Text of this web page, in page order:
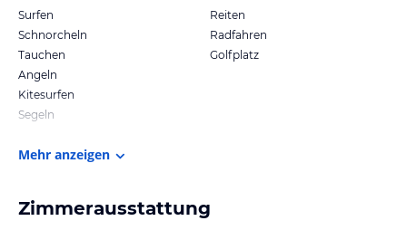
Surfen
Schnorcheln
Tauchen
Angeln
Kitesurfen
Segeln
Reiten
Radfahren
Golfplatz
Mehr anzeigen
Zimmerausstattung